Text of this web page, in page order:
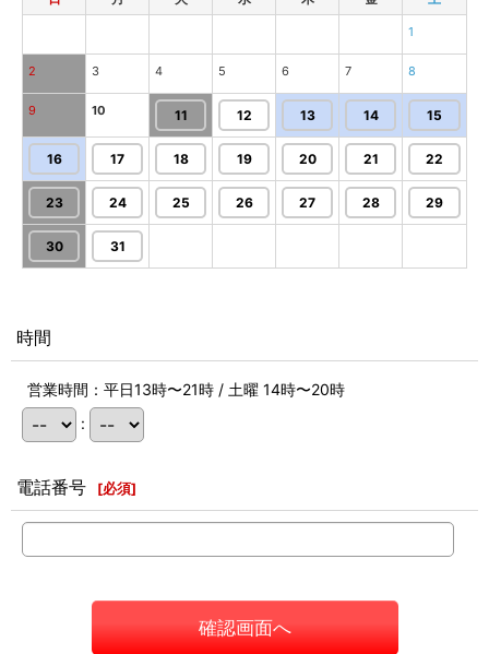
1
2 3 4 5 6 7 8
9 10 11 12 13 14 15
16 17 18 19 20 21 22
23 24 25 26 27 28 29
30 31
時間
営業時間：平日13時〜21時 / 土曜 14時〜20時
:
電話番号 [必須]
確認画面へ